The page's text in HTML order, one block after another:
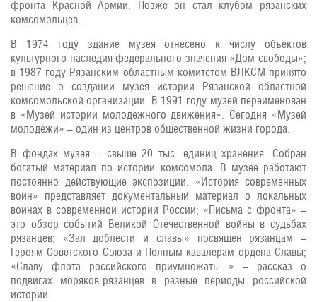
фронта Красной Армии. Позже он стал клубом рязанских
комсомольцев.
В 1974 году здание музея отнесено к числу объектов
культурного наследия федерального значения «Дом свободы»;
в 1987 году Рязанским областным комитетом ВЛКСМ принято
решение о создании музея истории Рязанской областной
комсомольской организации. В 1991 году музей переименован
в «Музей истории молодежного движения». Сегодня «Музей
молодежи» – один из центров общественной жизни города.
В фондах музея – свыше 20 тыс. единиц хранения. Собран
богатый материал по истории комсомола. В музее работают
постоянно действующие экспозиции. «История современных
войн» представляет документальный материал о локальных
войнах в современной истории России; «Письма с фронта» –
это обзор событий Великой Отечественной войны в судьбах
рязанцев; «Зал доблести и славы» посвящен рязанцам –
Героям Советского Союза и Полным кавалерам ордена Славы;
«Славу флота российского приумножать…» – рассказ о
подвигах моряков-рязанцев в разные периоды российской
истории.